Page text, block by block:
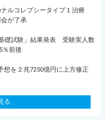
ルコレプシータイプ１治療
が了承
礎試験」結果発表 受験実人数
前後
想を２兆7250億円に上方修正
る